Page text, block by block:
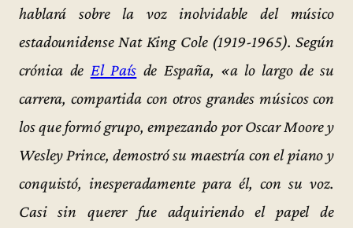
hablará sobre la voz inolvidable del músico
estadounidense Nat King Cole (1919-1965). Según
crónica de El País de España, «a lo largo de su
carrera, compartida con otros grandes músicos con
los que formó grupo, empezando por Oscar Moore y
Wesley Prince, demostró su maestría con el piano y
conquistó, inesperadamente para él, con su voz.
Casi sin querer fue adquiriendo el papel de